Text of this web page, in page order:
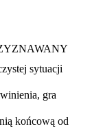
sytuacji
gra
końcową od